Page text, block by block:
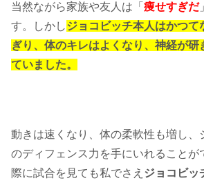
当然ながら家族や友人は「 痩せすぎだ
す。しかしジョコビッチ本人はかつて
ぎり、体のキレはよくなり、神経が研
ていました。
動きは速くなり、体の柔軟性も増し、
のディフェンス力を手にいれることが
際に試合を見ても私でさえ ジョコビッ